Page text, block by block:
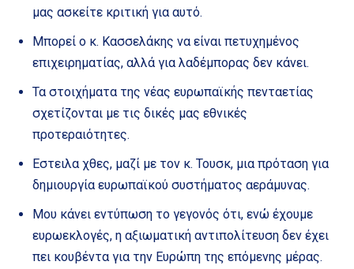
μας ασκείτε κριτική για αυτό.
Μπορεί ο κ. Κασσελάκης να είναι πετυχημένος
επιχειρηματίας, αλλά για λαδέμπορας δεν κάνει.
Τα στοιχήματα της νέας ευρωπαϊκής πενταετίας
σχετίζονται με τις δικές μας εθνικές
προτεραιότητες.
Εστειλα χθες, μαζί με τον κ. Τουσκ, μια πρόταση για
δημιουργία ευρωπαϊκού συστήματος αεράμυνας.
Μου κάνει εντύπωση το γεγονός ότι, ενώ έχουμε
ευρωεκλογές, η αξιωματική αντιπολίτευση δεν έχει
πει κουβέντα για την Ευρώπη της επόμενης μέρας.